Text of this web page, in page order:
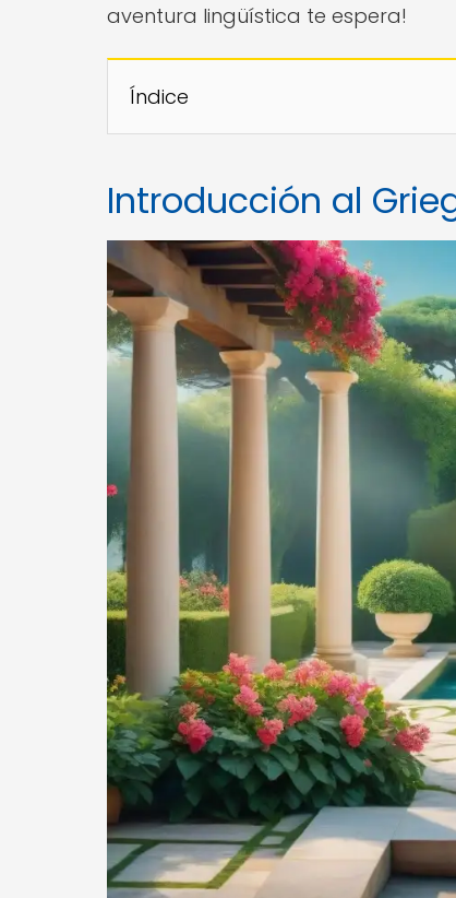
aventura lingüística te espera!
Índice
Introducción al